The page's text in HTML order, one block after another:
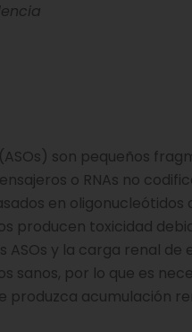
son pequeños
o RNAs no
en
producen toxicidad
ASOs y la carga renal
sanos, por lo que es
produzca acumulación